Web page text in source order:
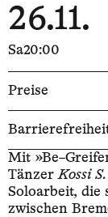
26.11.
Sa20:00
Preise
Mit
TänzerKossi
Soloarbeit, die
zwischen